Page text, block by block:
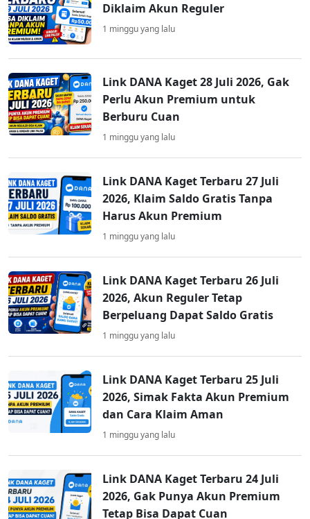
Diklaim Akun Reguler
1 minggu yang lalu
Link DANA Kaget 28 Juli 2026, Gak
Perlu Akun Premium untuk
Berburu Cuan
1 minggu yang lalu
Link DANA Kaget Terbaru 27 Juli
2026, Klaim Saldo Gratis Tanpa
Harus Akun Premium
1 minggu yang lalu
Link DANA Kaget Terbaru 26 Juli
2026, Akun Reguler Tetap
Berpeluang Dapat Saldo Gratis
1 minggu yang lalu
Link DANA Kaget Terbaru 25 Juli
2026, Simak Fakta Akun Premium
dan Cara Klaim Aman
1 minggu yang lalu
Link DANA Kaget Terbaru 24 Juli
2026, Gak Punya Akun Premium
Tetap Bisa Dapat Cuan